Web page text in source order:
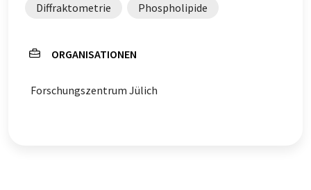
Diffraktometrie Phospholipide
ORGANISATIONEN
Forschungszentrum Jülich